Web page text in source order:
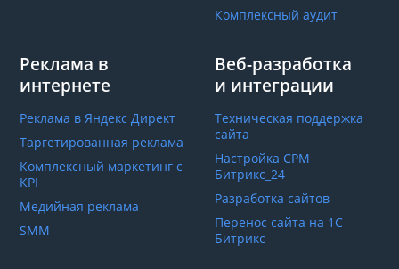
Комплексный аудит
Реклама в
интернете
Реклама в Яндекс Директ
Таргетированная реклама
Комплексный маркетинг с
КРІ
Медийная реклама
SMM
Веб-разработка
и интеграции
Техническая поддержка
сайта
Настройка СРМ
Битрикс_24
Разработка сайтов
Перенос сайта на 1С-
Битрикс